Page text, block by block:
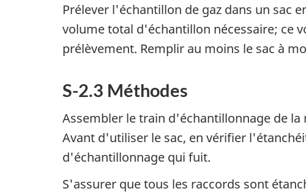
Prélever l'échantillon de gaz dans un sac
volume total d'échantillon nécessaire; ce
prélèvement. Remplir au moins le sac à
S-2.3 Méthodes
Assembler le train d'échantillonnage de la
Avant d'utiliser le sac, en vérifier
d'échantillonnage qui fuit.
S'assurer que tous les raccords sont